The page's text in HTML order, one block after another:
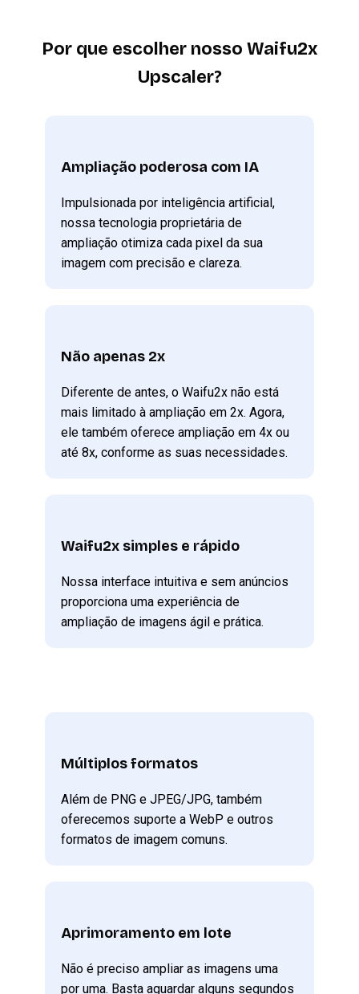
Por que escolher nosso Waifu2x
Upscaler?
Ampliação poderosa com IA
Impulsionada por inteligência artificial,
nossa tecnologia proprietária de
ampliação otimiza cada pixel da sua
imagem com precisão e clareza.
Não apenas 2x
Diferente de antes, o Waifu2x não está
mais limitado à ampliação em 2x. Agora,
ele também oferece ampliação em 4x ou
até 8x, conforme as suas necessidades.
Waifu2x simples e rápido
Nossa interface intuitiva e sem anúncios
proporciona uma experiência de
ampliação de imagens ágil e prática.
Múltiplos formatos
Além de PNG e JPEG/JPG, também
oferecemos suporte a WebP e outros
formatos de imagem comuns.
Aprimoramento em lote
Não é preciso ampliar as imagens uma
por uma. Basta aguardar alguns segundos